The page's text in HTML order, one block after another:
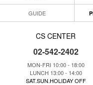
GUIDE
CS CENTER
02-542-2402
MON-FRI 10:00 - 18:00
LUNCH 13:00 - 14:00
SAT.SUN.HOLIDAY OFF